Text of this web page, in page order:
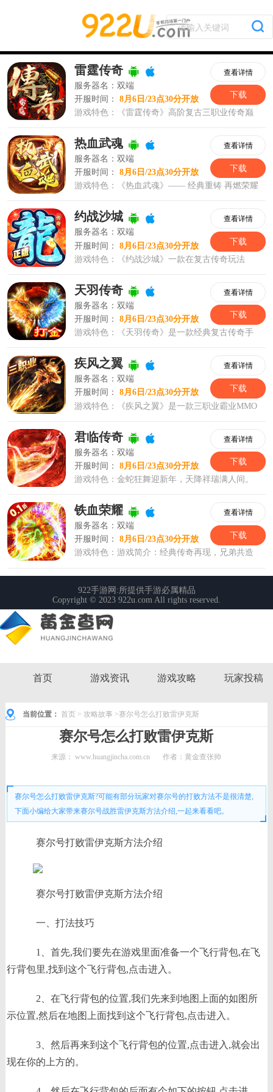
首页 游戏资讯 游戏攻略 玩家投稿
当前位置： 首页 > 攻略故事 >赛尔号怎么打败雷伊克斯
赛尔号怎么打败雷伊克斯
来源：www.huangjincha.com.cn 作者：黄金查张帅
赛尔号怎么打败雷伊克斯?可能有部分玩家对赛尔号的打败方法不是很清楚,
下面小编给大家带来赛尔号战胜雷伊克斯方法介绍,一起来看看吧。
赛尔号打败雷伊克斯方法介绍
赛尔号打败雷伊克斯方法介绍
一、打法技巧
1、首先,我们要先在游戏里面准备一个飞行背包,在飞
行背包里,找到这个飞行背包,点击进入。
2、在飞行背包的位置,我们先来到地图上面的如图所
示位置,然后在地图上面找到这个飞行背包,点击进入。
3、然后再来到这个飞行背包的位置,点击进入,就会出
现在你的上方的。